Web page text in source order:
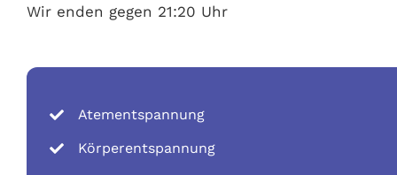
Wir enden gegen 21:20 Uhr
Atementspannung
Körperentspannung